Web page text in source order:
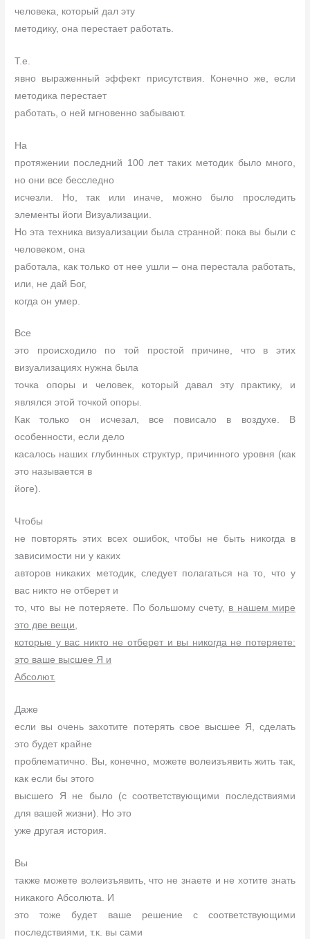
человека, который дал эту
методику, она перестает работать.
Т.е.
явно выраженный эффект присутствия. Конечно же, если
методика перестает
работать, о ней мгновенно забывают.
На
протяжении последний 100 лет таких методик было много,
но они все бесследно
исчезли. Но, так или иначе, можно было проследить
элементы йоги Визуализации.
Но эта техника визуализации была странной: пока вы были с
человеком, она
работала, как только от нее ушли – она перестала работать,
или, не дай Бог,
когда он умер.
Все
это происходило по той простой причине, что в этих
визуализациях нужна была
точка опоры и человек, который давал эту практику, и
являлся этой точкой опоры.
Как только он исчезал, все повисало в воздухе. В
особенности, если дело
касалось наших глубинных структур, причинного уровня (как
это называется в
йоге).
Чтобы
не повторять этих всех ошибок, чтобы не быть никогда в
зависимости ни у каких
авторов никаких методик, следует полагаться на то, что у
вас никто не отберет и
то, что вы не потеряете. По большому счету, в нашем мире
это две вещи,
которые у вас никто не отберет и вы никогда не потеряете:
это ваше высшее Я и
Абсолют.
Даже
если вы очень захотите потерять свое высшее Я, сделать
это будет крайне
проблематично. Вы, конечно, можете волеизъявить жить так,
как если бы этого
высшего Я не было (с соответствующими последствиями
для вашей жизни). Но это
уже другая история.
Вы
также можете волеизъявить, что не знаете и не хотите знать
никакого Абсолюта. И
это тоже будет ваше решение с соответствующими
последствиями, т.к. вы сами